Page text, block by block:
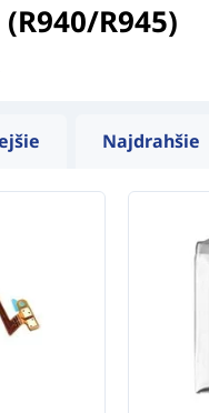
R945)
Najdrahšie